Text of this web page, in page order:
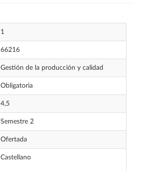
1
66216
Gestión de la producción y calidad
Obligatoria
4,5
Semestre 2
Ofertada
Castellano